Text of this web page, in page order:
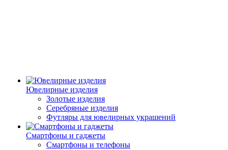
Ювелирные изделия
Золотые изделия
Серебряные изделия
Футляры для ювелирных украшений
Смартфоны и гаджеты
Смартфоны и телефоны